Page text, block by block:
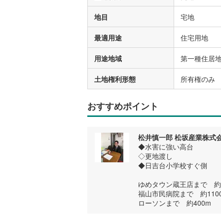
地目 宅地
最適用途 住宅用地
用途地域 第一種住居
土地権利形態 所有権のみ
おすすめポイント
松井慎一郎 松坂産業株式
◆水害に強い高台
◇更地渡し
◆日吉台小学校すぐ側
ゆめタウン蔵王店まで
福山市民病院まで 約
ローソンまで 約400m